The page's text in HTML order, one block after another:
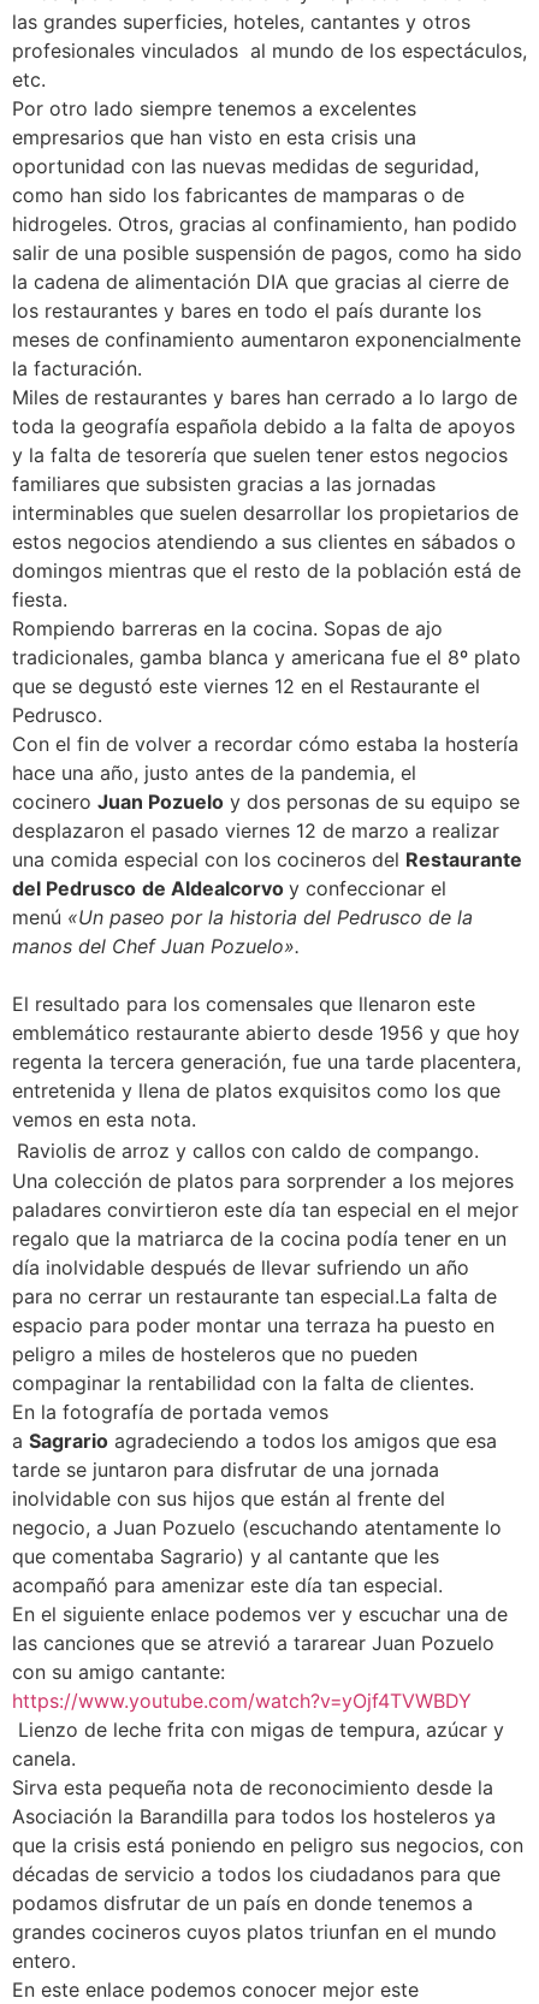
las grandes superficies, hoteles, cantantes y otros
profesionales vinculados al mundo de los espectáculos,
etc.
Por otro lado siempre tenemos a excelentes
empresarios que han visto en esta crisis una
oportunidad con las nuevas medidas de seguridad,
como han sido los fabricantes de mamparas o de
hidrogeles. Otros, gracias al confinamiento, han podido
salir de una posible suspensión de pagos, como ha sido
la cadena de alimentación DIA que gracias al cierre de
los restaurantes y bares en todo el país durante los
meses de confinamiento aumentaron exponencialmente
la facturación.
Miles de restaurantes y bares han cerrado a lo largo de
toda la geografía española debido a la falta de apoyos
y la falta de tesorería que suelen tener estos negocios
familiares que subsisten gracias a las jornadas
interminables que suelen desarrollar los propietarios de
estos negocios atendiendo a sus clientes en sábados o
domingos mientras que el resto de la población está de
fiesta.
Rompiendo barreras en la cocina. Sopas de ajo
tradicionales, gamba blanca y americana fue el 8º plato
que se degustó este viernes 12 en el Restaurante el
Pedrusco.
Con el fin de volver a recordar cómo estaba la hostería
hace una año, justo antes de la pandemia, el
cocinero Juan Pozuelo y dos personas de su equipo se
desplazaron el pasado viernes 12 de marzo a realizar
una comida especial con los cocineros del Restaurante
del Pedrusco de Aldealcorvo y confeccionar el
menú «Un paseo por la historia del Pedrusco de la
manos del Chef Juan Pozuelo».
El resultado para los comensales que llenaron este
emblemático restaurante abierto desde 1956 y que hoy
regenta la tercera generación, fue una tarde placentera,
entretenida y llena de platos exquisitos como los que
vemos en esta nota.
Raviolis de arroz y callos con caldo de compango.
Una colección de platos para sorprender a los mejores
paladares convirtieron este día tan especial en el mejor
regalo que la matriarca de la cocina podía tener en un
día inolvidable después de llevar sufriendo un año
para no cerrar un restaurante tan especial.La falta de
espacio para poder montar una terraza ha puesto en
peligro a miles de hosteleros que no pueden
compaginar la rentabilidad con la falta de clientes.
En la fotografía de portada vemos
a Sagrario agradeciendo a todos los amigos que esa
tarde se juntaron para disfrutar de una jornada
inolvidable con sus hijos que están al frente del
negocio, a Juan Pozuelo (escuchando atentamente lo
que comentaba Sagrario) y al cantante que les
acompañó para amenizar este día tan especial.
En el siguiente enlace podemos ver y escuchar una de
las canciones que se atrevió a tararear Juan Pozuelo
con su amigo cantante:
https://www.youtube.com/watch?v=yOjf4TVWBDY
Lienzo de leche frita con migas de tempura, azúcar y
canela.
Sirva esta pequeña nota de reconocimiento desde la
Asociación la Barandilla para todos los hosteleros ya
que la crisis está poniendo en peligro sus negocios, con
décadas de servicio a todos los ciudadanos para que
podamos disfrutar de un país en donde tenemos a
grandes cocineros cuyos platos triunfan en el mundo
entero.
En este enlace podemos conocer mejor este